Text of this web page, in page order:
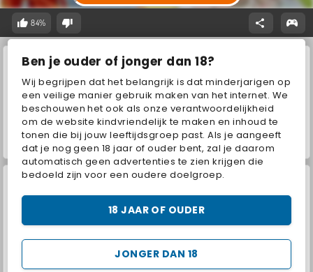
Ben je ouder of jonger dan 18?
Wij begrijpen dat het belangrijk is dat minderjarigen op
een veilige manier gebruik maken van het internet. We
beschouwen het ook als onze verantwoordelijkheid
om de website kindvriendelijk te maken en inhoud te
tonen die bij jouw leeftijdsgroep past. Als je aangeeft
dat je nog geen 18 jaar of ouder bent, zal je daarom
automatisch geen advertenties te zien krijgen die
bedoeld zijn voor een oudere doelgroep.
JONGER DAN 18
18 JAAR OF OUDER
84%
ASMR Makeover & Makeup Studio VegaMix Da Vinci Puzzles
Hidden Object: Street of Secrets